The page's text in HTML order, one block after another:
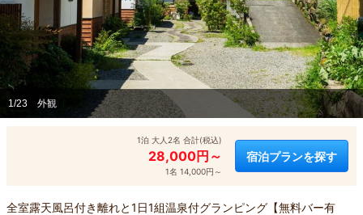
1/23 外観
1泊 大人2名 合計(税込)
28,000円～
1名 14,000円～
宿泊プランを探す
全室露天風呂付き離れと1日1組温泉付グランピング【無料バー有